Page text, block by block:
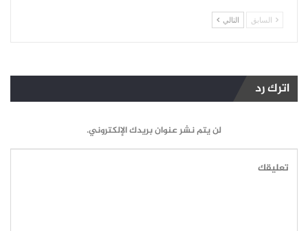
السابق التالي
اترك رد
لن يتم نشر عنوان بريدك الإلكتروني.